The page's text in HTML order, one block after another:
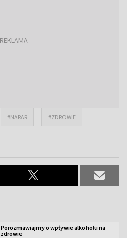
#NAPAR #ZDROWIE
Porozmawiajmy o wpływie alkoholu na
zdrowie